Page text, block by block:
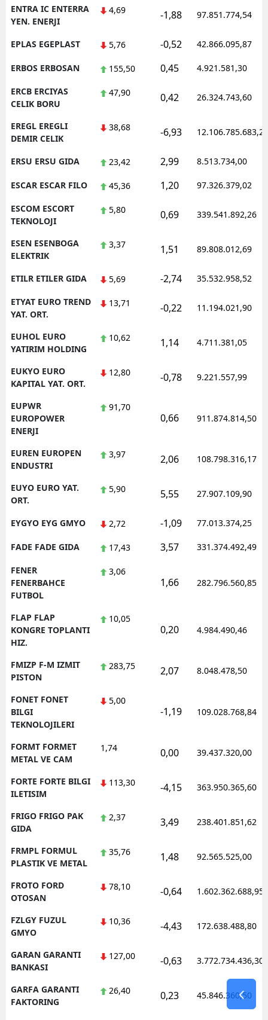
ENTRA IC ENTERRA
YEN. ENERJI
4,69 -1,88 97.851.774,54
EPLAS EGEPLAST 5,76 -0,52 42.866.095,87
ERBOS ERBOSAN 155,50 0,45 4.921.581,30
ERCB ERCIYAS
CELIK BORU
47,90 0,42 26.324.743,60
EREGL EREGLI
DEMIR CELIK
38,68 -6,93 12.106.785.683,20
ERSU ERSU GIDA 23,42 2,99 8.513.734,00
ESCAR ESCAR FILO 45,36 1,20 97.326.379,02
ESCOM ESCORT
TEKNOLOJI
5,80 0,69 339.541.892,26
ESEN ESENBOGA
ELEKTRIK
3,37 1,51 89.808.012,69
ETILR ETILER GIDA 5,69 -2,74 35.532.958,52
ETYAT EURO TREND
YAT. ORT.
13,71 -0,22 11.194.021,90
EUHOL EURO
YATIRIM HOLDING
10,62 1,14 4.711.381,05
EUKYO EURO
KAPITAL YAT. ORT.
12,80 -0,78 9.221.557,99
EUPWR
EUROPOWER
ENERJI
91,70
0,66 911.874.814,50
EUREN EUROPEN
ENDUSTRI
3,97 2,06 108.798.316,17
EUYO EURO YAT.
ORT.
5,90 5,55 27.907.109,90
EYGYO EYG GMYO 2,72 -1,09 77.013.374,25
FADE FADE GIDA 17,43 3,57 331.374.492,49
FENER
FENERBAHCE
FUTBOL
3,06
1,66 282.796.560,85
FLAP FLAP
KONGRE TOPLANTI
HIZ.
10,05
0,20 4.984.490,46
FMIZP F-M IZMIT
PISTON
283,75 2,07 8.048.478,50
FONET FONET
BILGI
TEKNOLOJILERI
5,00
-1,19 109.028.768,84
FORMT FORMET
METAL VE CAM
1,74 0,00 39.437.320,00
FORTE FORTE BILGI
ILETISIM
113,30 -4,15 363.950.365,60
FRIGO FRIGO PAK
GIDA
2,37 3,49 238.401.851,62
FRMPL FORMUL
PLASTIK VE METAL
35,76 1,48 92.565.525,00
FROTO FORD
OTOSAN
78,10 -0,64 1.602.362.688,95
FZLGY FUZUL
GMYO
10,36 -4,43 172.638.488,80
GARAN GARANTI
BANKASI
127,00 -0,63 3.772.734.436,30
GARFA GARANTI
FAKTORING
26,40 0,23 45.846.360,50